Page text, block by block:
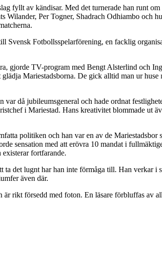
fyllt av kändisar. Med det turnerade han runt
Per Togner, Shadrach Odhiambo och
Fotbollsspelarförening, en facklig
gjorde TV-program med Bengt Alsterlind och
Mariestadsborna. De gick alltid man ur
då jubileumsgeneral och hade ordnat
i Mariestad. Hans kreativitet blommade ut
politiken och han var en av de
sensation med att erövra 10 mandat i
fortfarande.
det lugnt har han inte förmåga till. Han verkar
även där.
rikt försedd med foton. En läsare förbluffas av